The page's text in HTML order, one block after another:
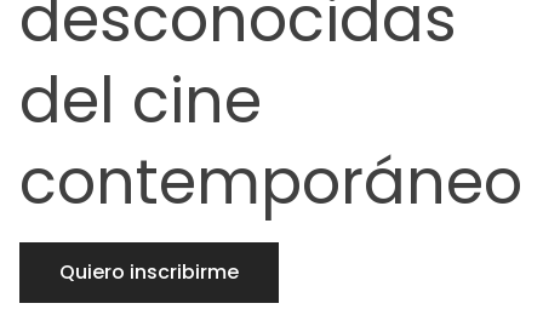
desconocidas
del cine
contemporáneo
Quiero inscribirme